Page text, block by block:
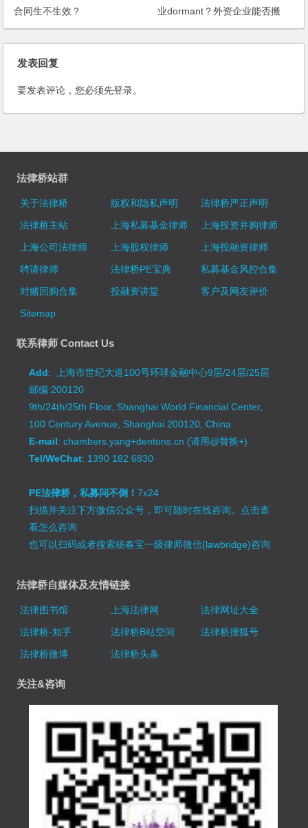
合同生不生效？
业dormant？外资企业能否搬
迁？如何操作？
发表回复
要发表评论，您必须先登录。
法律桥站群
关于法律桥 版权和隐私声明
法律桥严正声明
法律桥主站
上海私募基金律师
上海投资并购律师
上海公司法律师
上海股权律师
上海投融资律师
聘请律师
法律桥PE宝典
私募基金风控合集
对赌回购合集
投融资讲堂
客户及网友评价
Sitemap
联系律师 Contact Us
Add: 上海市世纪大道100号环球金融中心9层/24层/25层
邮编:200120
9th/24th/25th Floor, Shanghai World Financial Center,
100 Century Avenue, Shanghai 200120, China
E-mail: chambers.yang+dentons.cn (请用@替换+)
Tel/WeChat: 1390 182 6830
PE法律桥，私募问不倒！7x24
扫描并关注下方微信公众号，即可随时在线咨询。 点击查
看怎么咨询
也可以扫码或者搜索杨春宝一级律师微信(lawbridge)咨询
法律桥自媒体及友情链接
法律图书馆 上海法律网
法律网址大全
法律桥-知乎
法律桥B站空间
法律桥搜狐号
法律桥微博
法律桥头条
关注&咨询